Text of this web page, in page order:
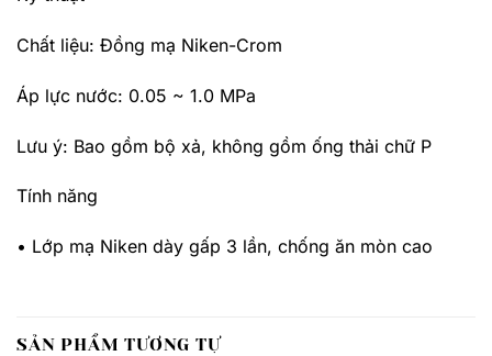
Chất liệu: Đồng mạ Niken-Crom
Áp lực nước: 0.05 ~ 1.0 MPa
Lưu ý: Bao gồm bộ xả, không gồm ống thải chữ P
Tính năng
• Lớp mạ Niken dày gấp 3 lần, chống ăn mòn cao
SẢN PHẨM TƯƠNG TỰ